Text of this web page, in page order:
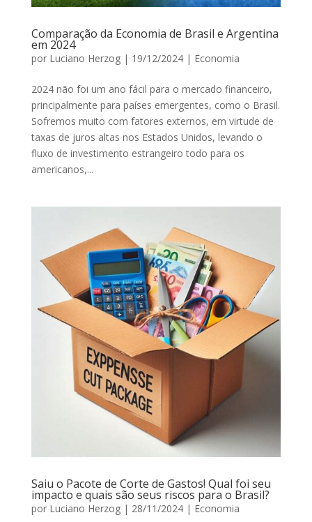
Comparação da Economia de Brasil e Argentina
em 2024
por Luciano Herzog| 19/12/2024| Economia
2024 não foi um ano fácil para o mercado financeiro,
principalmente para países emergentes, como o Brasil.
Sofremos muito com fatores externos, em virtude de
taxas de juros altas nos Estados Unidos, levando o
fluxo de investimento estrangeiro todo para os
americanos,...
Saiu o Pacote de Corte de Gastos! Qual foi seu
impacto e quais são seus riscos para o Brasil?
por Luciano Herzog| 28/11/2024| Economia